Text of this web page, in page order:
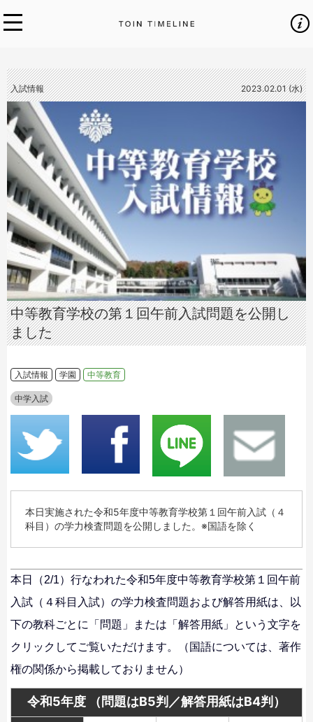
入試情報 2023.02.01 (水)
中等教育学校の第１回午前入試問題を公開し
ました
入試情報 学園 中等教育
中学入試
本日実施された令和5年度中等教育学校第１回午前入試（４
科目）の学力検査問題を公開しました。※国語を除く
本日（2/1）行なわれた令和5年度中等教育学校第１回午前
入試（４科目入試）の学力検査問題および解答用紙は、以
下の教科ごとに「問題」または「解答用紙」という文字を
クリックしてご覧いただけます。（国語については、著作
権の関係から掲載しておりません）
令和5年度 （問題はB5判／解答用紙はB4判）